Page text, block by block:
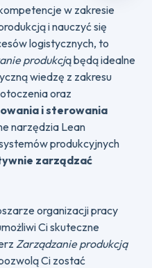
w zakresie
i nauczyć się
logistycznych, to
produkcją będą idealne
wiedzę z zakresu
oraz
i sterowania
narzędzia Lean
produkcyjnych
zarządzać
organizacji pracy
Ci skuteczne
Zarządzanie produkcją
Ci zostać